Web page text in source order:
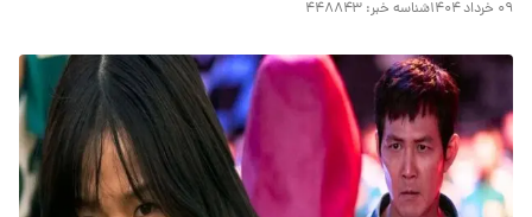
۰۹ خرداد ۱۴۰۴ شناسه خبر: ۴۴۸۸۴۳